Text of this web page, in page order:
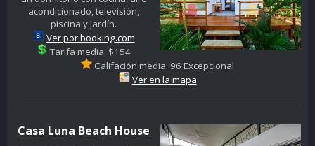
acondicionado, televisión,
piscina y jardín.
Ver por booking.com
Tarifa media: $154
Califación media: 96 Excepcional
Ver en la mapa
Casa Luna Beach House